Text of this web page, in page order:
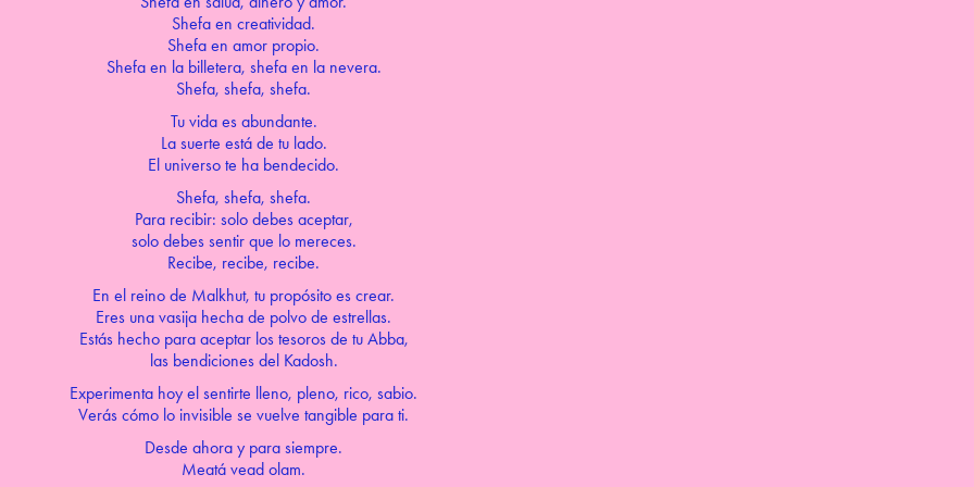
Shefa en creatividad.
Shefa en amor propio.
Shefa en la billetera, shefa en la nevera.
Shefa, shefa, shefa.
Tu vida es abundante.
La suerte está de tu lado.
El universo te ha bendecido.
Shefa, shefa, shefa.
Para recibir: solo debes aceptar,
solo debes sentir que lo mereces.
Recibe, recibe, recibe.
En el reino de Malkhut, tu propósito es crear.
Eres una vasija hecha de polvo de estrellas.
Estás hecho para aceptar los tesoros de tu Abba,
las bendiciones del Kadosh.
Experimenta hoy el sentirte lleno, pleno, rico, sabio.
Verás cómo lo invisible se vuelve tangible para ti.
Desde ahora y para siempre.
Meatá vead olam.